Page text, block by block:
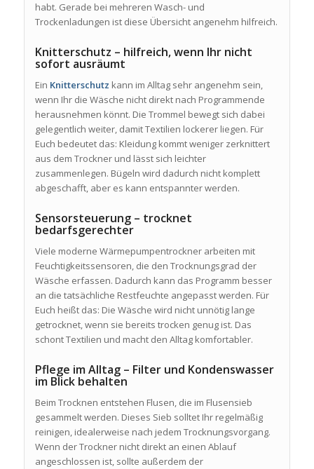
habt. Gerade bei mehreren Wasch- und
Trockenladungen ist diese Übersicht angenehm hilfreich.
Knitterschutz – hilfreich, wenn Ihr nicht
sofort ausräumt
Ein Knitterschutz kann im Alltag sehr angenehm sein,
wenn Ihr die Wäsche nicht direkt nach Programmende
herausnehmen könnt. Die Trommel bewegt sich dabei
gelegentlich weiter, damit Textilien lockerer liegen. Für
Euch bedeutet das: Kleidung kommt weniger zerknittert
aus dem Trockner und lässt sich leichter
zusammenlegen. Bügeln wird dadurch nicht komplett
abgeschafft, aber es kann entspannter werden.
Sensorsteuerung – trocknet
bedarfsgerechter
Viele moderne Wärmepumpentrockner arbeiten mit
Feuchtigkeitssensoren, die den Trocknungsgrad der
Wäsche erfassen. Dadurch kann das Programm besser
an die tatsächliche Restfeuchte angepasst werden. Für
Euch heißt das: Die Wäsche wird nicht unnötig lange
getrocknet, wenn sie bereits trocken genug ist. Das
schont Textilien und macht den Alltag komfortabler.
Pflege im Alltag – Filter und Kondenswasser
im Blick behalten
Beim Trocknen entstehen Flusen, die im Flusensieb
gesammelt werden. Dieses Sieb solltet Ihr regelmäßig
reinigen, idealerweise nach jedem Trocknungsvorgang.
Wenn der Trockner nicht direkt an einen Ablauf
angeschlossen ist, sollte außerdem der